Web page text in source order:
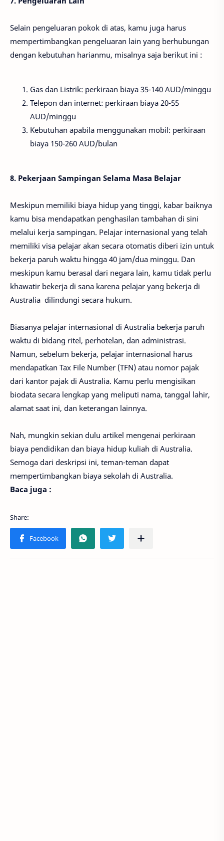
Selain pengeluaran pokok di atas, kamu juga harus
mempertimbangkan pengeluaran lain yang berhubungan
dengan kebutuhan harianmu, misalnya saja berikut ini :
Gas dan Listrik: perkiraan biaya 35-140 AUD/minggu
Telepon dan internet: perkiraan biaya 20-55
AUD/minggu
Kebutuhan apabila menggunakan mobil: perkiraan
biaya 150-260 AUD/bulan
8. Pekerjaan Sampingan Selama Masa Belajar
Meskipun memiliki biaya hidup yang tinggi, kabar baiknya
kamu bisa mendapatkan penghasilan tambahan di sini
melalui kerja sampingan. Pelajar internasional yang telah
memiliki visa pelajar akan secara otomatis diberi izin untuk
bekerja paruh waktu hingga 40 jam/dua minggu. Dan
meskipun kamu berasal dari negara lain, kamu tidak perlu
khawatir bekerja di sana karena pelajar yang bekerja di
Australia dilindungi secara hukum.
Biasanya pelajar internasional di Australia bekerja paruh
waktu di bidang ritel, perhotelan, dan administrasi.
Namun, sebelum bekerja, pelajar internasional harus
mendapatkan Tax File Number (TFN) atau nomor pajak
dari kantor pajak di Australia. Kamu perlu mengisikan
biodata secara lengkap yang meliputi nama, tanggal lahir,
alamat saat ini, dan keterangan lainnya.
Nah, mungkin sekian dulu artikel mengenai perkiraan
biaya pendidikan dan biaya hidup kuliah di Australia.
Semoga dari deskripsi ini, teman-teman dapat
mempertimbangkan biaya sekolah di Australia.
Baca juga :